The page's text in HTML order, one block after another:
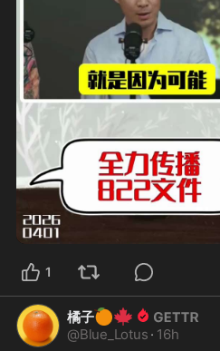
1
橘子🍊🍁
@Blue_Lotus · 16h